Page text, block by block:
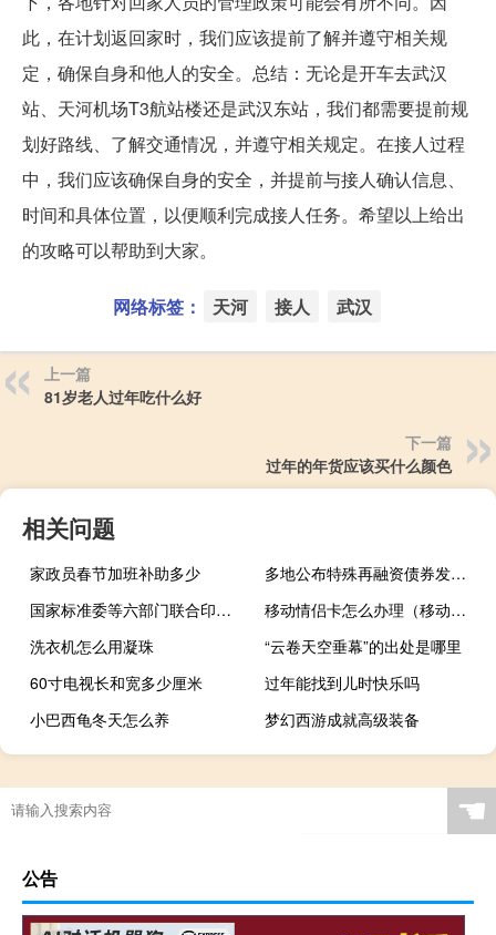
此，在计划返回家时，我们应该提前了解并遵守相关规
定，确保自身和他人的安全。总结：无论是开车去武汉
站、天河机场T3航站楼还是武汉东站，我们都需要提前规
划好路线、了解交通情况，并遵守相关规定。在接人过程
中，我们应该确保自身的安全，并提前与接人确认信息、
时间和具体位置，以便顺利完成接人任务。希望以上给出
的攻略可以帮助到大家。
网络标签： 天河 接人 武汉
上一篇
81岁老人过年吃什么好
下一篇
过年的年货应该买什么颜色
相关问题
家政员春节加班补助多少
多地公布特殊再融资债券发行计划 累计拟发行金额近3200亿元
国家标准委等六部门联合印发《城市标准化行动方案》
移动情侣卡怎么办理（移动情侣卡）
洗衣机怎么用凝珠
“云卷天空垂幕”的出处是哪里
60寸电视长和宽多少厘米
过年能找到儿时快乐吗
小巴西龟冬天怎么养
梦幻西游成就高级装备
☚
公告